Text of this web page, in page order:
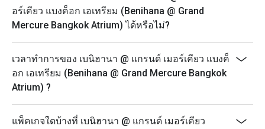
โต๊ะหากมีการจองตั้งแต่ 2 ขึ้นไป
* การจอง 1 ครั้งสามารถจองได้สูงสุด 4 ท่าน
ใช้เป็นส่วนลดได้
ส่วนลดไม่สามารถนำมาใช้กับโทมาฮอว์ก เนื้อญี่ปุ่น ชุด
คอมโบบางชุด เมนูชุด และบรันช์
เวลาเปิดทำการ: 12:00-21:00 น. (เมนูตามสั่ง)
อร์เคียว แบงค็อก เอเทรียม (Benihana @ Grand
Mercure Bangkok Atrium) ได้หรือไม่?
เวลาทำการของ เบนิฮานา @ แกรนด์ เมอร์เคียว แบงค็
อก เอเทรียม (Benihana @ Grand Mercure Bangkok
Atrium) ?
แพ็คเกจใดบ้างที่ เบนิฮานา @ แกรนด์ เมอร์เคียว